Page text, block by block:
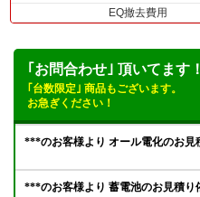
EQ撤去費用
｢お問合わせ｣ 頂いてます！
｢台数限定｣ 商品もございます。
お急ぎください！